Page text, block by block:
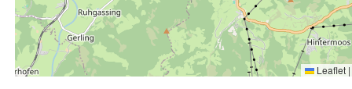
Leaflet |